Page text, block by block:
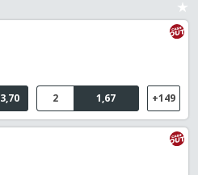
3,70 1,67
2 +149